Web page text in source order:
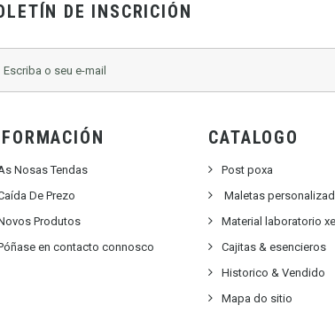
DE INSCRICIÓN
Nosas Tendas
De Prezo
Produtos
en contacto connosco
CATALOGO
Post poxa
Maletas
Material laboratorio
Cajitas & esencieros
Historico & Vendido
Mapa do sitio